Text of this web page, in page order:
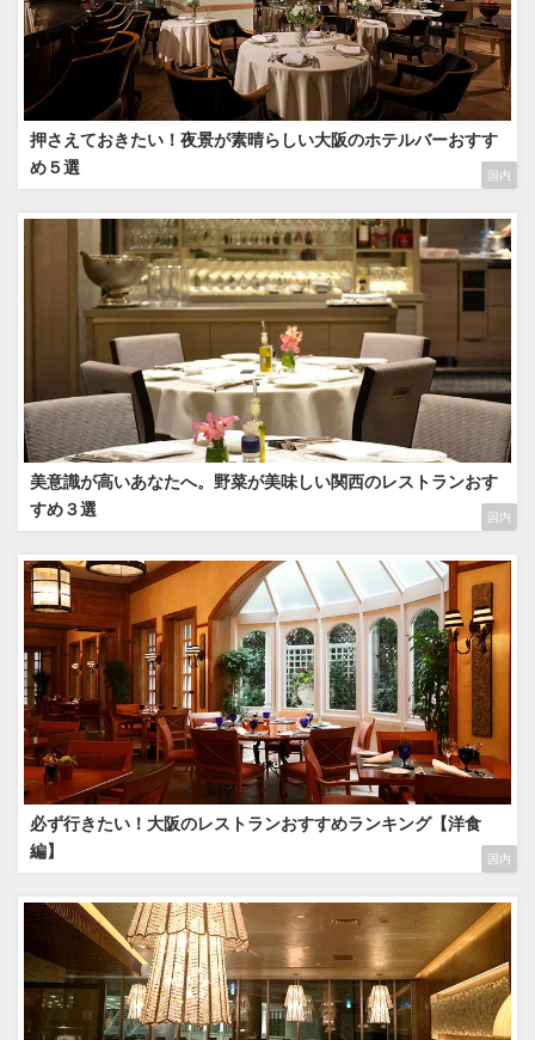
国内
押さえておきたい！夜景が素晴らしい大阪のホテルバーおすす
め５選
国内
美意識が高いあなたへ。野菜が美味しい関西のレストランおす
すめ３選
国内
必ず行きたい！大阪のレストランおすすめランキング【洋食
編】